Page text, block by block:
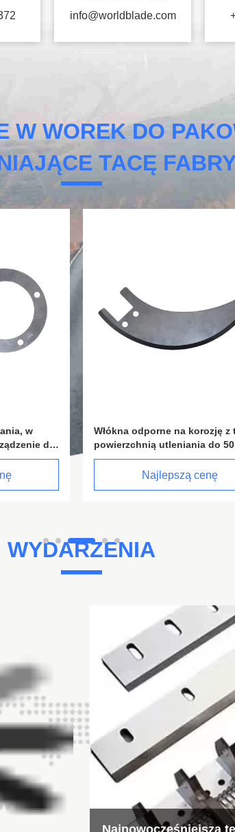
info@worldblade.com
W WOREK DO
TACĘ
odporne na korozję z twardą
utleniania do 50 mm-
szerokości worka w
pakowych
Twarda
formy
worków
WYDARZENIA